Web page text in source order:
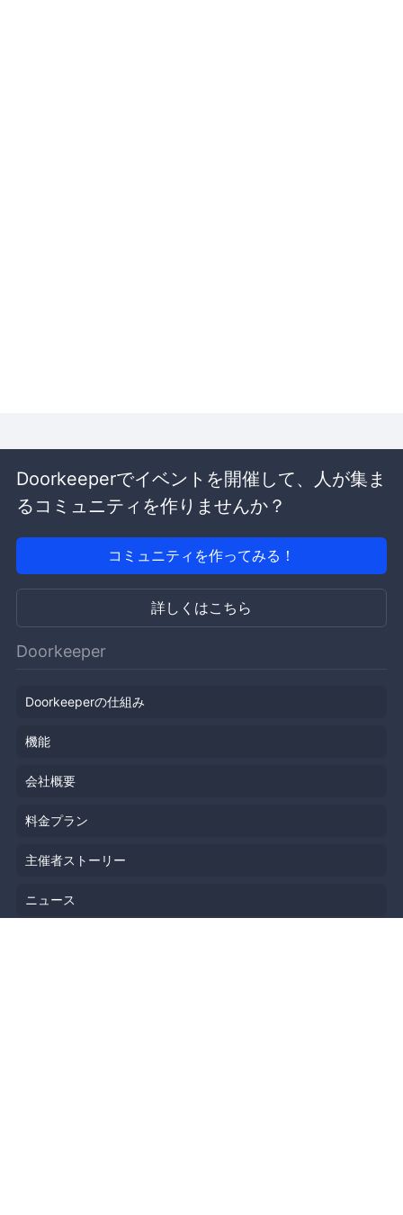
Doorkeeperでイベントを開催して、人が集ま
るコミュニティを作りませんか？
コミュニティを作ってみる！
詳しくはこちら
Doorkeeper
Doorkeeperの仕組み
機能
会社概要
料金プラン
主催者ストーリー
ニュース